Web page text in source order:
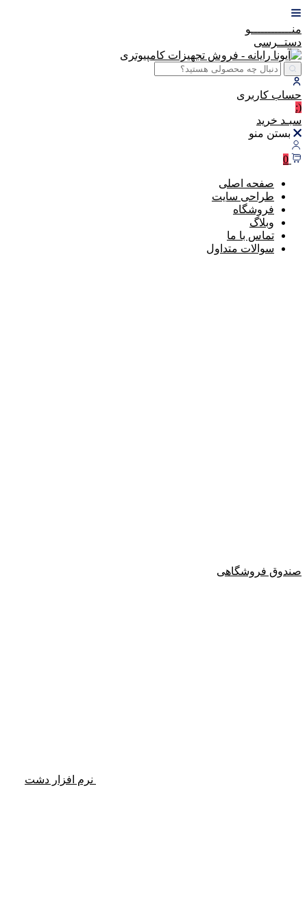
منــــــــــــو
دستــرسی
حساب کاربری
(:
سبـد خرید
بستن منو
0
صفحه اصلی
طراحی سایت
فروشگاه
وبلاگ
تماس با ما
سوالات متداول
صندوق فروشگاهی
نرم افزار دشت